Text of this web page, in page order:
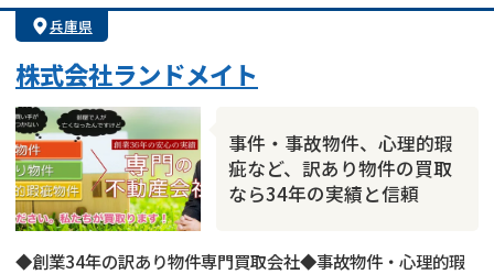
兵庫県
株式会社ランドメイト
事件・事故物件、心理的瑕
疵など、訳あり物件の買取
なら34年の実績と信頼
◆創業34年の訳あり物件専門買取会社◆事故物件・心理的瑕